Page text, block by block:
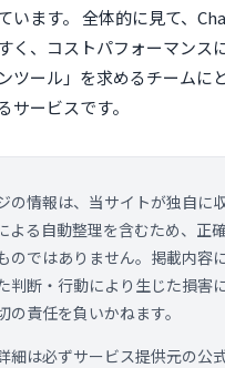
います。 全体的に見て、
く、コストパフォーマンス
ツール」を求めるチームに
サービスです。
の情報は、当サイトが独自に
よる自動整理を含むため、正
のではありません。掲載内容
判断・行動により生じた損害
の責任を負いかねます。
細は必ずサービス提供元の公